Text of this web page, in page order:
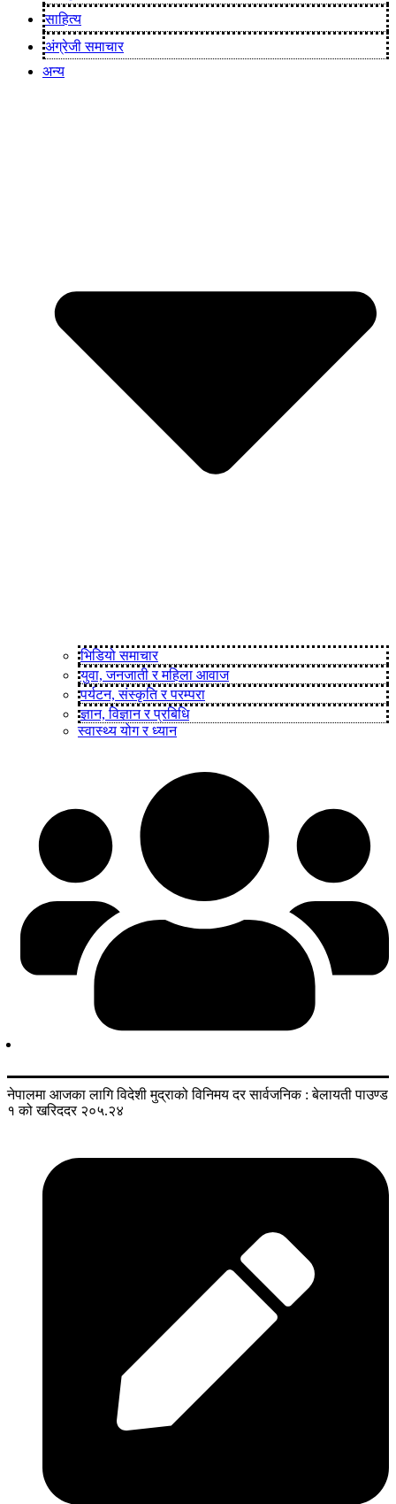
साहित्य
अंग्रेजी समाचार
अन्य
भिडियो समाचार
युवा, जनजाती र महिला आवाज
पर्यटन, संस्कृति र परम्परा
ज्ञान, विज्ञान र प्रबिधि
स्वास्थ्य योग र ध्यान
नेपालमा आजका लागि विदेशी मुद्राको विनिमय दर सार्वजनिक : बेलायती पाउण्ड
१ को खरिददर २०५.२४